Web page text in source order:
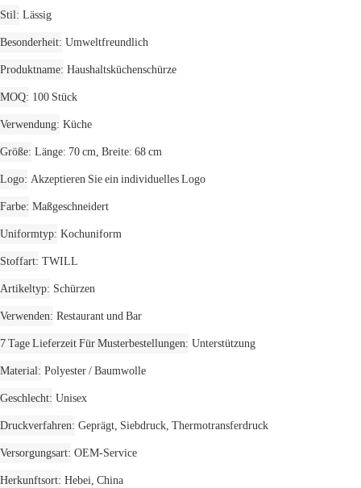
Stil Lässig
Besonderheit Umweltfreundlich
Produktname Haushaltsküchenschürze
MOQ 100 Stück
Verwendung Küche
Größe Länge: 70 cm, Breite: 68 cm
Logo Akzeptieren Sie ein individuelles Logo
Farbe Maßgeschneidert
Uniformtyp Kochuniform
Stoffart TWILL
Artikeltyp Schürzen
Verwenden Restaurant und Bar
7 Tage Lieferzeit Für Musterbestellungen Unterstützung
Material Polyester / Baumwolle
Geschlecht Unisex
Druckverfahren Geprägt, Siebdruck, Thermotransferdruck
Versorgungsart OEM-Service
Herkunftsort Hebei, China